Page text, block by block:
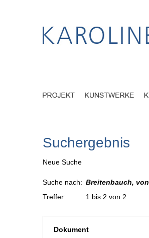
Suchergebnis
Neue Suche
Suche nach: Breitenbauch, von
Treffer:
1 bis 2 von 2
Dokument